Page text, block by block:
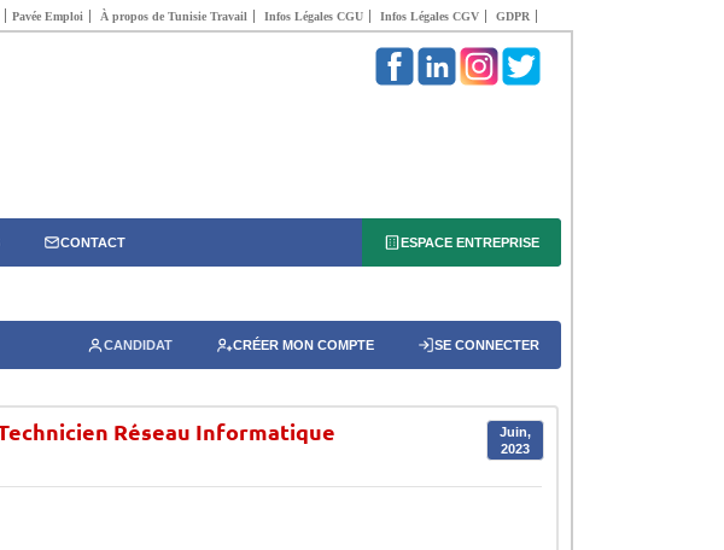
Pavée Emploi À propos de Tunisie Travail Infos Légales CGU Infos Légales CGV GDPR
CONTACT ESPACE ENTREPRISE
CANDIDAT CRÉER MON COMPTE SE CONNECTER
Réseau Informatique
Juin,
2023